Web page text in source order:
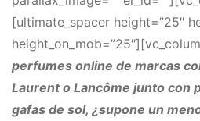
[ultimate_spacer height=”25″
perfumes online de marcas
Laurent o Lancôme junto con
gafas de sol, ¿supone un